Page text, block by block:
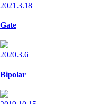
2021.3.18
Gate
2020.3.6
Bipolar